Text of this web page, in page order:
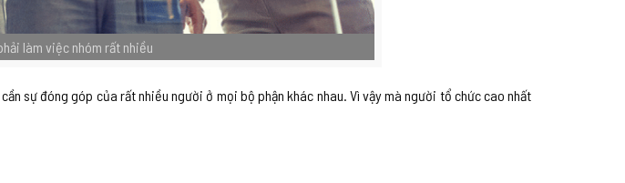
làm việc nhóm rất nhiều
sự đóng góp của rất nhiều người ở mọi bộ phận khác nhau. Vì vậy mà người tổ chức cao nhất